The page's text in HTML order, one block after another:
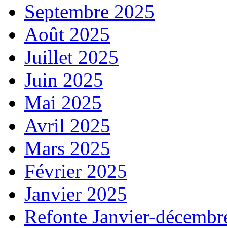
Septembre 2025
Août 2025
Juillet 2025
Juin 2025
Mai 2025
Avril 2025
Mars 2025
Février 2025
Janvier 2025
Refonte Janvier-